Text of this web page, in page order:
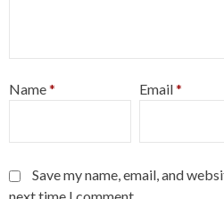
Name* Email*
Save my name, email, and